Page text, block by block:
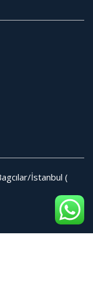
İstanbul (